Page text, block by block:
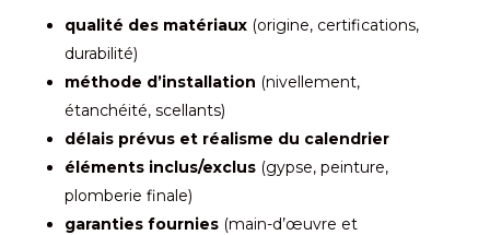
qualité des matériaux(origine, certifications,
durabilité)
méthode d’installation (nivellement,
étanchéité, scellants)
délais prévus et réalisme du calendrier
éléments inclus/exclus(gypse, peinture,
plomberie finale)
garanties fournies(main-d’œuvre et